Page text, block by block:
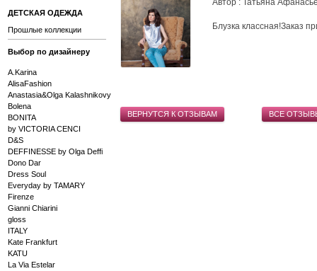
ДЕТСКАЯ ОДЕЖДА
Прошлые коллекции
Выбор по дизайнеру
A.Karina
AlisaFashion
Anastasia&Olga Kalashnikovy
Bolena
BONITA
by VICTORIA CENCI
D&S
DEFFINESSE by Olga Deffi
Dono Dar
Dress Soul
Everyday by TAMARY
Firenze
Gianni Chiarini
gloss
ITALY
Kate Frankfurt
KATU
La Via Estelar
Автор : Татьяна
Блузка классная!Заказ
ВЕРНУТСЯ К ОТЗЫВАМ ВСЕ